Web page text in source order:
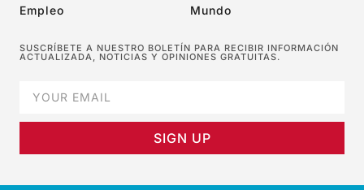
Empleo
Mundo
SUSCRÍBETE A NUESTRO BOLETÍN PARA RECIBIR INFORMACIÓN
ACTUALIZADA, NOTICIAS Y OPINIONES GRATUITAS.
SIGN UP